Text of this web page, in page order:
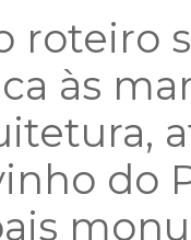
roteiro
às
do